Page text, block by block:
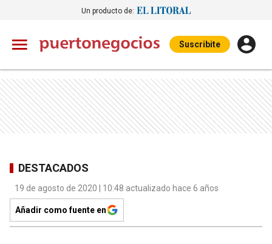
Un producto de:
Suscribite
DESTACADOS
19 de agosto de 2020 | 10:48 actualizado hace 6 años
Añadir como fuente en